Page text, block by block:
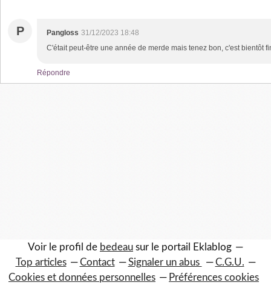
P Pangloss 31/12/2023 18:48
C'était peut-être une année de merde mais tenez bon, c'est bientôt
Répondre
Voir le profil de bedeau sur le portail Eklablog
Top articles
Contact Signaler un abus
C.G.U.
Cookies et données personnelles
Préférences cookies